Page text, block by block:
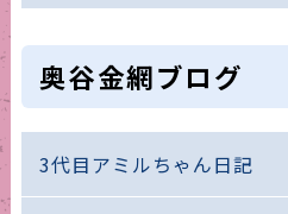
奥谷金網ブログ
3代目アミルちゃん日記